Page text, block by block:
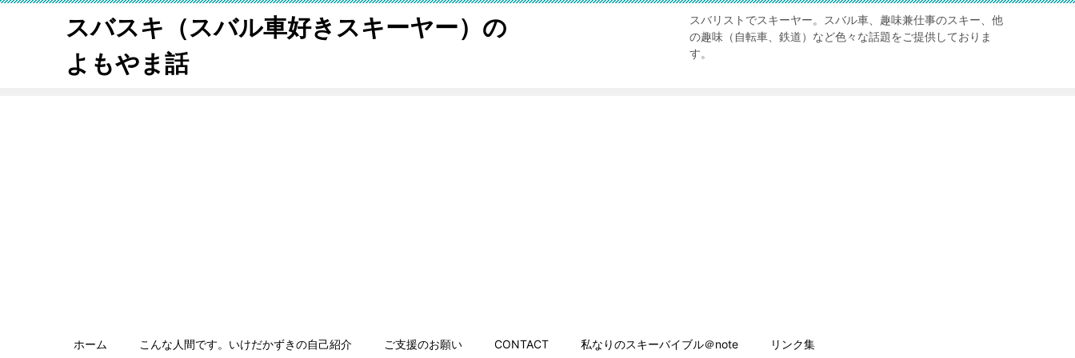
スバスキ（スバル車好きスキーヤー）の
よもやま話
スバリストでスキーヤー。スバル車、趣味兼仕事のスキー、他
の趣味（自転車、鉄道）など色々な話題をご提供しておりま
す。
ホーム こんな人間です。いけだかずきの自己紹介 ご支援のお願い CONTACT 私なりのスキーバイブル＠note リンク集